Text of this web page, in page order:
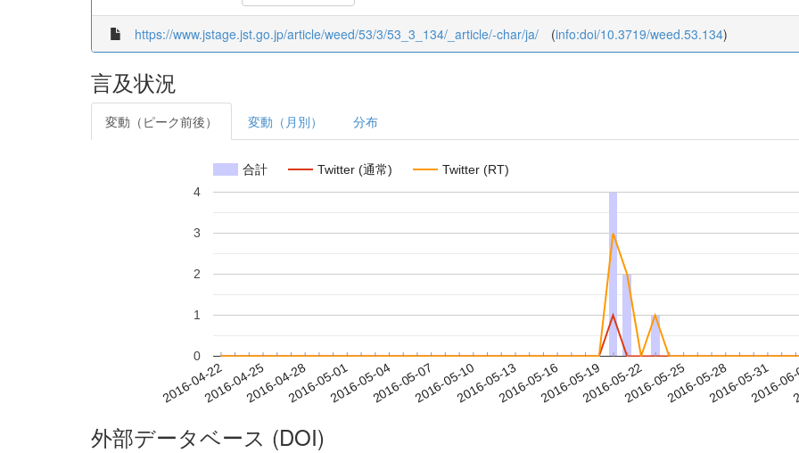
https://www.jstage.jst.go.jp/article/weed/53/3/53_3_134/_article/-char/ja/ (info:doi/10.3719/weed.53.134)
言及状況
変動（ピーク前後） 変動（月別） 分布
合計 Twitter (通常) Twitter (RT)
2016-04-222016-04-252016-04-282016-05-012016-05-042016-05-072016-05-102016-05-132016-05-162016-05-192016-05-222016-05-252016-05-282016-05-31
2016-
0
1
2
3
4
外部データベース (DOI)